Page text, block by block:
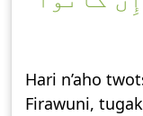
Hari n’aho
Firawuni,